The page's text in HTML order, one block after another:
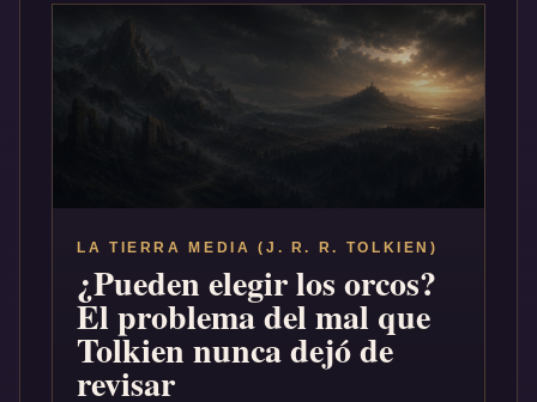
LA TIERRA MEDIA (J. R. R. TOLKIEN)
¿Pueden elegir los orcos?
El problema del mal que
Tolkien nunca dejó de
revisar